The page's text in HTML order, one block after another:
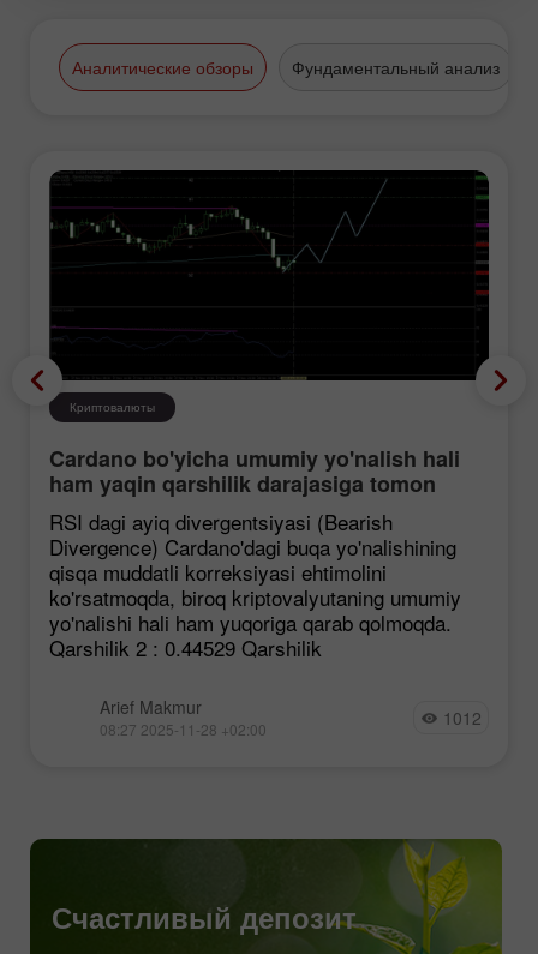
Аналитические обзоры Фундаментальный анализ
Криптовалюты
Cardano bo'yicha umumiy yo'nalish hali
ham yaqin qarshilik darajasiga tomon
mustahkamlanmoqda, garchi korreksiya
ehtimoli mavjud bo'lsa ham.
RSI dagi ayiq divergentsiyasi (Bearish
Divergence) Cardano'dagi buqa yo'nalishining
qisqa muddatli korreksiyasi ehtimolini
ko'rsatmoqda, biroq kriptovalyutaning umumiy
yo'nalishi hali ham yuqoriga qarab qolmoqda.
Qarshilik 2 : 0.44529 Qarshilik
Arief Makmur
08:27 2025-11-28 +02:00 1012
Счастливый депозит